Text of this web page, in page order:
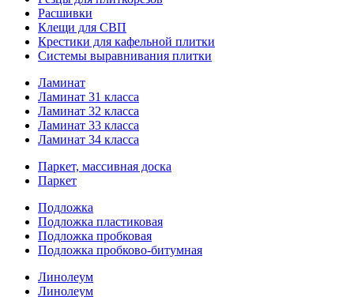
Расшивки
Клещи для СВП
Крестики для кафельной плитки
Системы выравнивания плитки
Ламинат
Ламинат 31 класса
Ламинат 32 класса
Ламинат 33 класса
Ламинат 34 класса
Паркет, массивная доска
Паркет
Подложка
Подложка пластиковая
Подложка пробковая
Подложка пробково-битумная
Линолеум
Линолеум